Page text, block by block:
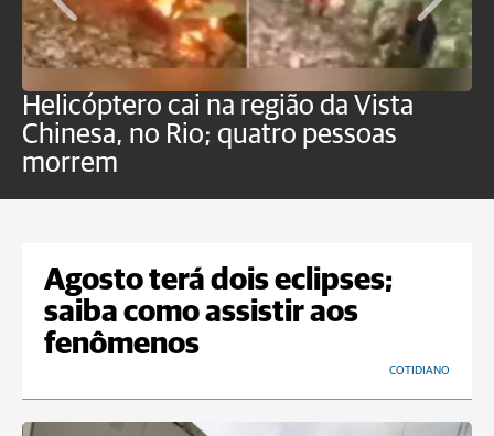
Helicóptero cai na região da Vista
Chinesa, no Rio; quatro pessoas
morrem
Agosto terá dois eclipses;
saiba como assistir aos
fenômenos
COTIDIANO